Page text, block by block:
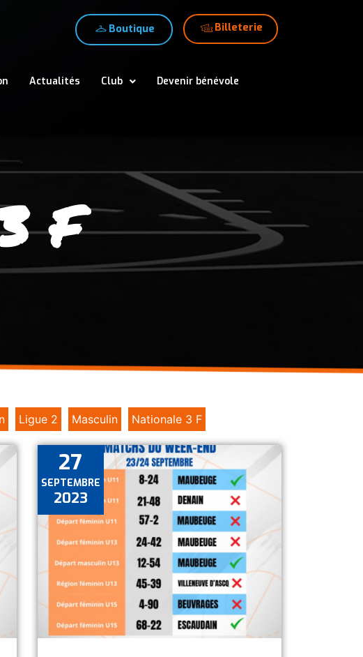
Boutique Billeterie
Actualités Club Devenir bénévole
F
Ligue 2 Masculin Nationale 3 F
27
SEPTEMBRE
2023